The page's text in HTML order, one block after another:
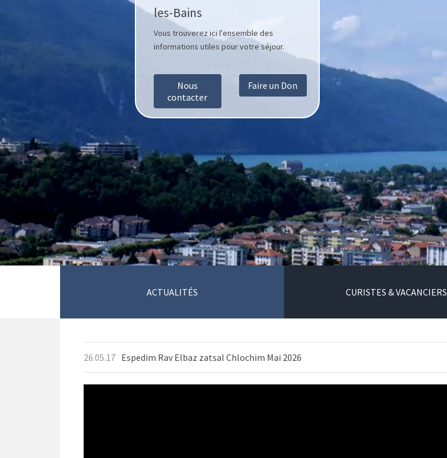
les-Bains
Vous trouverez ici l'ensemble des
informations utiles pour votre séjour.
Nous
contacter
Faire un Don
ACTUALITÉS CURISTES & VACANCIERS
26.05.17 Espedim Rav Elbaz zatsal Chlochim Mai 2026